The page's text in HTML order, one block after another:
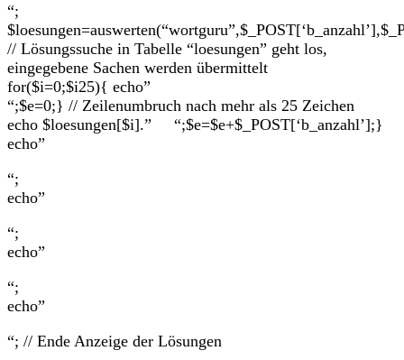
“;
// Lösungssuche in Tabelle “loesungen” geht los,
eingegebene Sachen werden übermittelt
for($i=0;$i25){ echo”
“;$e=0;} // Zeilenumbruch nach mehr als 25 Zeichen
echo $loesungen[$i].” “;$e=$e+$_POST[‘b_anzahl’];}
echo”
“;
echo”
“;
echo”
“;
echo”
“; // Ende Anzeige der Lösungen